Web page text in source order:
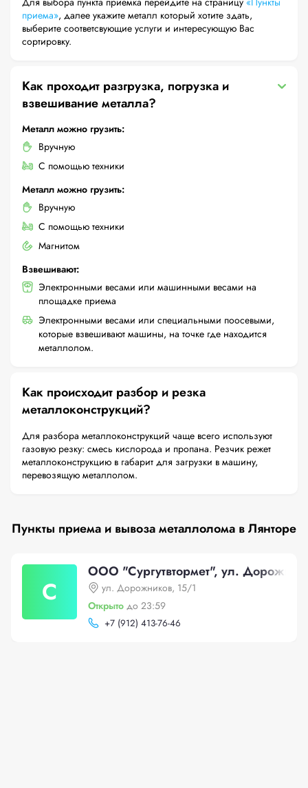
приема», далее укажите металл который хотите здать,
выберите соответсвующие услуги и интересующую Вас
сортировку.
Как проходит разгрузка, погрузка и
взвешивание металла?
Металл можно грузить:
Вручную
С помощью техники
Металл можно грузить:
Вручную
С помощью техники
Магнитом
Взвешивают:
Электронными весами или машинными весами на
площадке приема
Электронными весами или специальными поосевыми,
которые взвешивают машины, на точке где находится
металлолом.
Как происходит разбор и резка
металлоконструкций?
Для разбора металлоконструкций чаще всего используют
газовую резку: смесь кислорода и пропана. Резчик режет
металлоконструкцию в габарит для загрузки в машину,
перевозящую металлолом.
Пункты приема и вывоза металлолома в Лянторе
С
ООО "Сургутвтормет", ул.
ул. Дорожников, 15/1
Открыто до 23:59
+7 (912) 413-76-46